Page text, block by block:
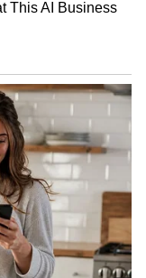
‘హాత్ సే హాత్
రెండో దశ
గాంధీ సిద్ధాంతాల